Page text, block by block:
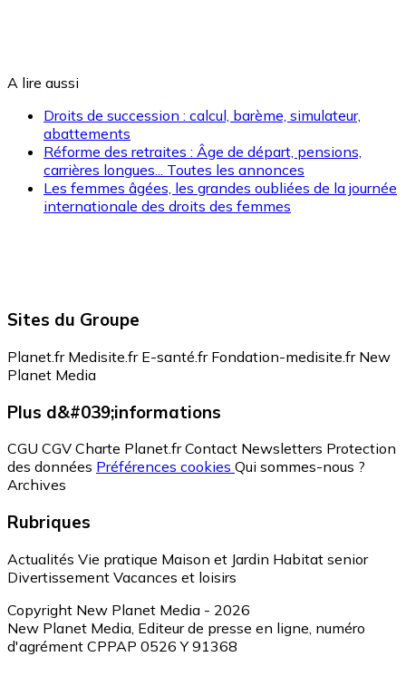
A lire aussi
Droits de succession : calcul, barème, simulateur,
abattements
Réforme des retraites : Âge de départ, pensions,
carrières longues... Toutes les annonces
Les femmes âgées, les grandes oubliées de la journée
internationale des droits des femmes
Sites du Groupe
Planet.fr Medisite.fr E-santé.fr Fondation-medisite.fr New
Planet Media
Plus d&#039;informations
CGU CGV Charte Planet.fr Contact Newsletters Protection
des données Préférences cookies Qui sommes-nous ?
Archives
Rubriques
Actualités Vie pratique Maison et Jardin Habitat senior
Divertissement Vacances et loisirs
Copyright New Planet Media - 2026
New Planet Media, Editeur de presse en ligne, numéro
d'agrément CPPAP 0526 Y 91368